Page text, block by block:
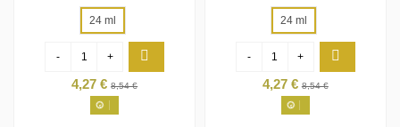
24 ml
- +
4,27 €8,54 €
24 ml
- +
4,27 €8,54 €